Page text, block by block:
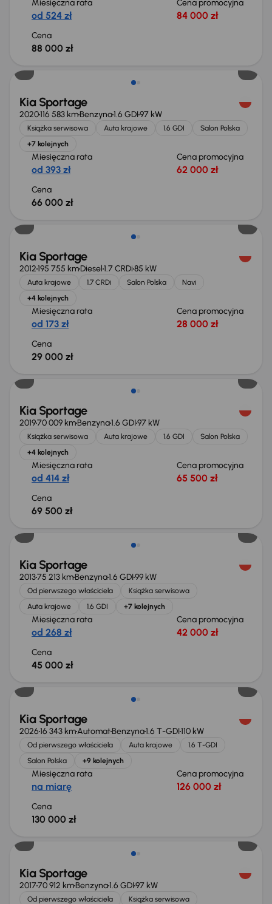
Miesięczna rata
od 524 zł
Cena promocyjna
84 000 zł
Cena
88 000 zł
Kia Sportage
2020116 583 kmBenzyna1.6 GDI97 kW
Książka serwisowa Auta krajowe 1.6 GDI
Salon Polska
+7 kolejnych
Miesięczna rata
od 393 zł
Cena promocyjna
62 000 zł
Cena
66 000 zł
Kia Sportage
2012195 755 kmDiesel1.7 CRDi85 kW
Auta krajowe 1.7 CRDi Salon Polska
Navi
+4 kolejnych
Miesięczna rata
od 173 zł
Cena promocyjna
28 000 zł
Cena
29 000 zł
Kia Sportage
201970 009 kmBenzyna1.6 GDI97 kW
Książka serwisowa Auta krajowe 1.6 GDI
Salon Polska
+4 kolejnych
Miesięczna rata
od 414 zł
Cena promocyjna
65 500 zł
Cena
69 500 zł
Kia Sportage
201375 213 kmBenzyna1.6 GDI99 kW
Od pierwszego właściciela
Książka serwisowa
Auta krajowe
1.6 GDI +7 kolejnych
Miesięczna rata
od 268 zł
Cena promocyjna
42 000 zł
Cena
45 000 zł
Od nowego taniej o 32 999 zł
Kia Sportage
202616 343 kmAutomatBenzyna1.6 T-GDI110 kW
Od pierwszego właściciela Auta krajowe
1.6 T-GDI
Salon Polska
+9 kolejnych
Miesięczna rata
na miarę
Cena promocyjna
126 000 zł
Cena
130 000 zł
Kia Sportage
201770 912 kmBenzyna1.6 GDI97 kW
Od pierwszego właściciela
Książka serwisowa